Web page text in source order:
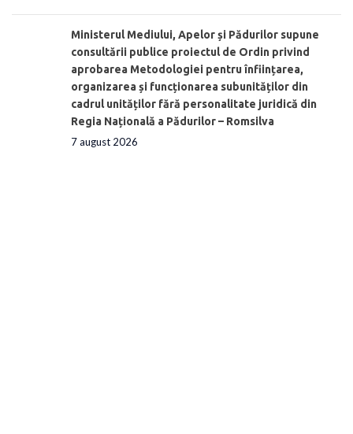
Ministerul Mediului, Apelor și Pădurilor supune
consultării publice proiectul de Ordin privind
aprobarea Metodologiei pentru înființarea,
organizarea și funcționarea subunităților din
cadrul unităților fără personalitate juridică din
Regia Națională a Pădurilor – Romsilva
7 august 2026